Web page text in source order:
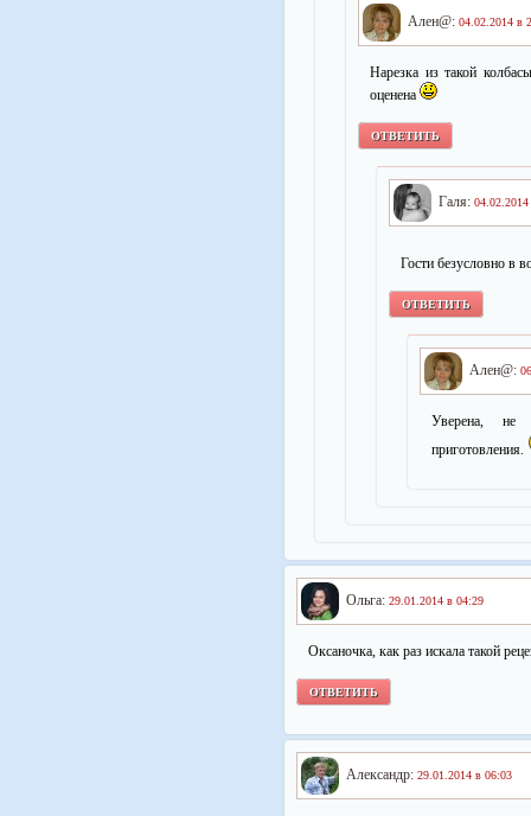
Ален@: 04.02.2014 в
Нарезка из такой
оценена
ОТВЕТИТЬ
Галя:
Гости безусловно в
ОТВЕТИТЬ
Ален@:
Уверена, не
приготовления.
Ольга: 29.01.2014 в 04:29
Оксаночка, как раз искала такой
ОТВЕТИТЬ
Александр: 29.01.2014 в 06:03